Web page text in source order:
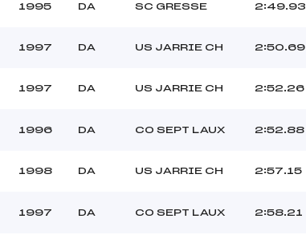
1995 DA SC GRESSE 2:49.93
1997 DA US JARRIE CH 2:50.69
1997 DA US JARRIE CH 2:52.26
1996 DA CO SEPT LAUX 2:52.88
1998 DA US JARRIE CH 2:57.15
1997 DA CO SEPT LAUX 2:58.21